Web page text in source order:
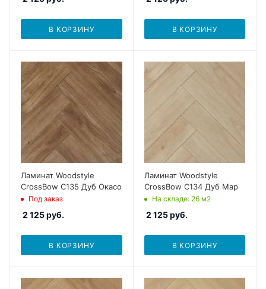
В КОРЗИНУ В КОРЗИНУ
Ламинат Woodstyle
CrossBow C135 Дуб Окасо
Под заказ
2 125руб.
В КОРЗИНУ
Ламинат Woodstyle
CrossBow C134 Дуб Мар
На складе: 26 м2
2 125руб.
В КОРЗИНУ